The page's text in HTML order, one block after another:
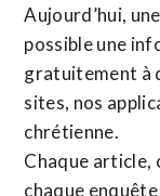
Aujourd’hui,
possible une
gratuitement à
sites, nos
chrétienne.
Chaque article,
chaque